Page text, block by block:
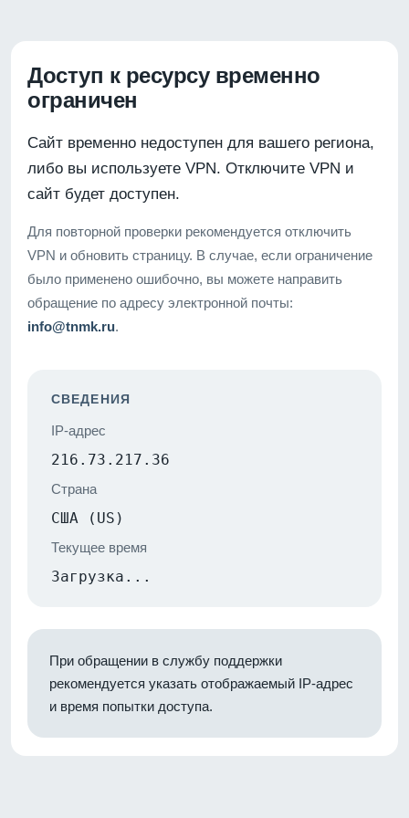
Доступ к ресурсу временно
ограничен
Сайт временно недоступен для вашего региона,
либо вы используете VPN. Отключите VPN и
сайт будет доступен.
Для повторной проверки рекомендуется отключить
VPN и обновить страницу. В случае, если ограничение
было применено ошибочно, вы можете направить
обращение по адресу электронной почты:
info@tnmk.ru.
СВЕДЕНИЯ
IP-адрес
216.73.217.36
Страна
США (US)
Текущее время
Загрузка...
При обращении в службу поддержки
рекомендуется указать отображаемый IP-адрес
и время попытки доступа.